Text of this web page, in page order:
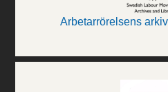
Arbetarrörelsens